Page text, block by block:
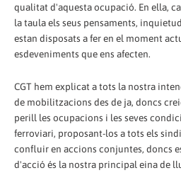
qualitat d'aquesta ocupació. En ella,
la taula els seus pensaments,
estan disposats a fer en el moment
esdeveniments que ens afecten.
CGT hem explicat a tots la nostra
de mobilitzacions des de ja, doncs
perill les ocupacions i les seves
ferroviari, proposant-los a tots els
confluir en accions conjuntes, doncs
d'acció és la nostra principal eina de